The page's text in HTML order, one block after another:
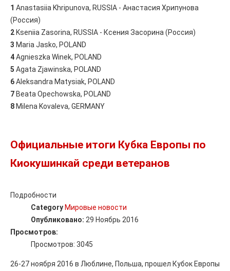
1 Anastasiia Khripunova, RUSSIA - Анастасия Хрипунова
(Россия)
2 Kseniia Zasorina, RUSSIA - Ксения Засорина (Россия)
3 Maria Jasko, POLAND
4Agnieszka Winek, POLAND
5 Agata Zjawinska, POLAND
6Aleksandra Matysiak, POLAND
7 Beata Opechowska, POLAND
8 Milena Kovaleva, GERMANY
Официальные итоги Кубка Европы по
Киокушинкай среди ветеранов
Подробности
Category Мировые новости
Опубликовано: 29 Ноябрь 2016
Просмотров:
Просмотров: 3045
26-27 ноября 2016 в Люблине, Польша, прошел Кубок Европы